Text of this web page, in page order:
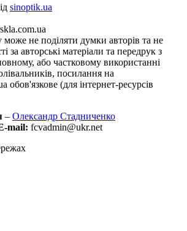
sinoptik.ua
може не поділяти думки авторів та не
за авторські матеріали та передрук з
або частковому використанні
посилання на
обов'язкове (для інтернет-ресурсів
– Олександр Стадниченко
mail: fcvadmin@ukr.net